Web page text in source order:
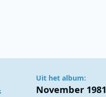
Uit het album:
November 1981